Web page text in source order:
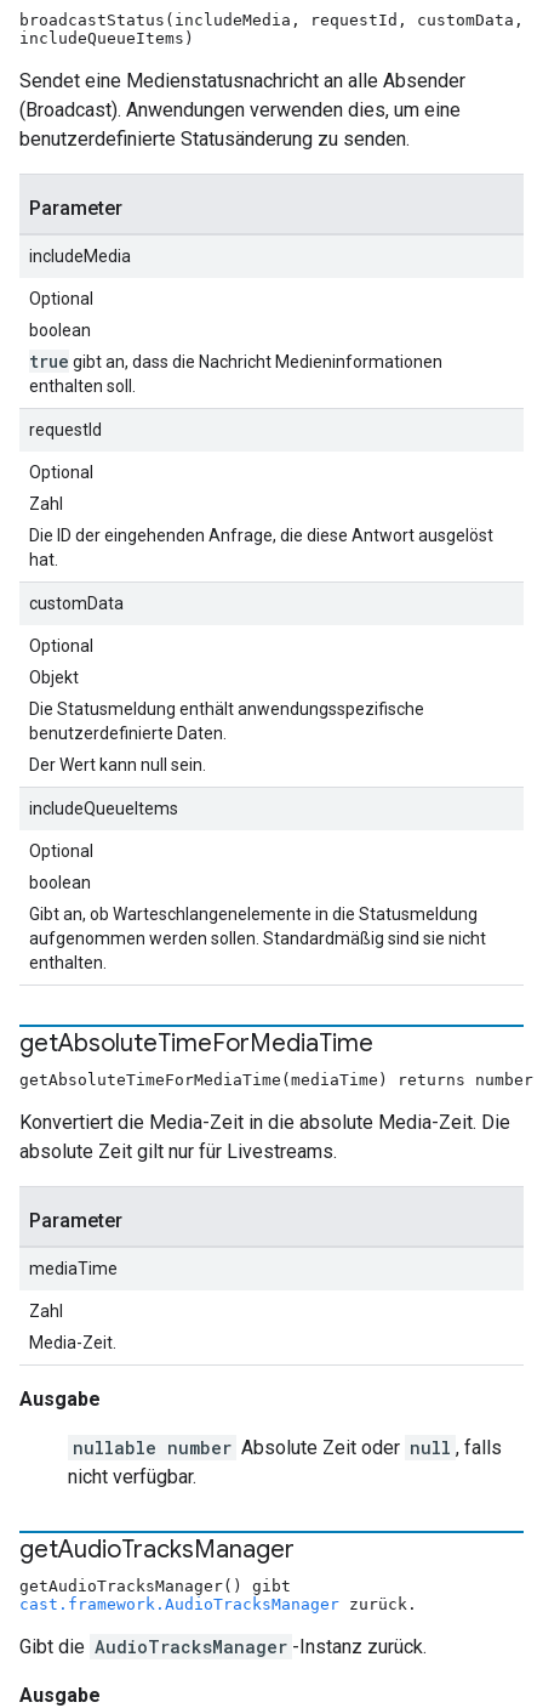
broadcastStatus(includeMedia, requestId, customData,
includeQueueItems)
Sendet eine Medienstatusnachricht an alle Absender
(Broadcast). Anwendungen verwenden dies, um eine
benutzerdefinierte Statusänderung zu senden.
Parameter
includeMedia
Optional
boolean
true gibt an, dass die Nachricht Medieninformationen
enthalten soll.
requestId
Optional
Zahl
Die ID der eingehenden Anfrage, die diese Antwort ausgelöst
hat.
customData
Optional
Objekt
Die Statusmeldung enthält anwendungsspezifische
benutzerdefinierte Daten.
Der Wert kann null sein.
includeQueueItems
Optional
boolean
Gibt an, ob Warteschlangenelemente in die Statusmeldung
aufgenommen werden sollen. Standardmäßig sind sie nicht
enthalten.
getAbsoluteTimeForMediaTime
getAbsoluteTimeForMediaTime(mediaTime) returns number
Konvertiert die Media-Zeit in die absolute Media-Zeit. Die
absolute Zeit gilt nur für Livestreams.
Parameter
mediaTime
Zahl
Media-Zeit.
Ausgabe
nullable number Absolute Zeit oder null , falls
nicht verfügbar.
getAudioTracksManager
getAudioTracksManager() gibt
cast.framework.AudioTracksManager zurück.
Gibt die AudioTracksManager -Instanz zurück.
Ausgabe